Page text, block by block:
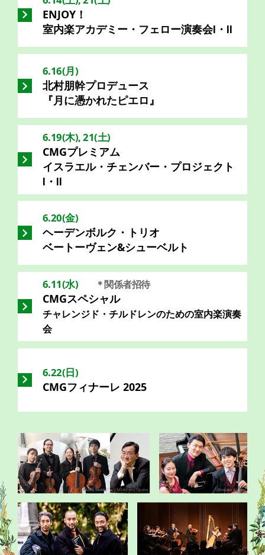
ENJOY！
室内楽アカデミー・フェロー演奏会Ⅰ・Ⅱ
6.16(月)
北村朋幹プロデュース
『月に憑かれたピエロ』
6.19(木), 21(土)
CMGプレミアム
イスラエル・チェンバー・プロジェクト
Ⅰ・Ⅱ
6.20(金)
ヘーデンボルク・トリオ
ベートーヴェン&シューベルト
6.11(水) ＊関係者招待
CMGスペシャル
チャレンジド・チルドレンのための室内楽演奏
会
6.22(日)
CMGフィナーレ 2025